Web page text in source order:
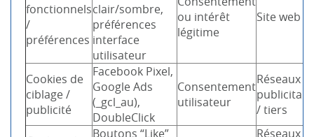
fonctionnels
/
préférences
clair/sombre,
préférences
interface
utilisateur
ou intérêt
légitime
Site web
Cookies de
ciblage /
publicité
Facebook Pixel,
Google Ads
(_gcl_au),
DoubleClick
Consentement
utilisateur
Réseaux
/ tiers
Boutons “Like”
Réseaux